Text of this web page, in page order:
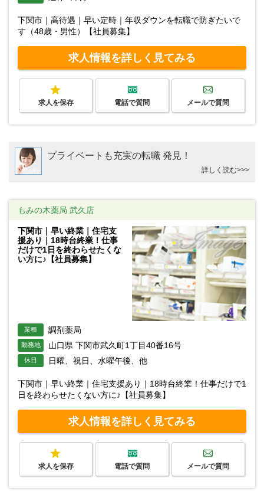
下関市｜高待遇｜早い定時｜年収ダウンを転職で防ぎたいで
す（48歳・男性）【社員募集】
求人情報を詳しく見てみる
求人を保存 電話で質問 メールで質問
プライベートも充実の転職 発見！
詳しく読む>>>
もみの木薬局 武久店
下関市｜早い終業｜住宅支
援あり｜18時台終業！仕事
だけで1日を終わらせたくな
い方に♪【社員募集】
業種 調剤薬局
勤務地 山口県 下関市武久町1丁目40番16号
休日 日曜、祝日、水曜午後、他
下関市｜早い終業｜住宅支援あり｜18時台終業！仕事だけで1
日を終わらせたくない方に♪【社員募集】
求人情報を詳しく見てみる
求人を保存 電話で質問 メールで質問